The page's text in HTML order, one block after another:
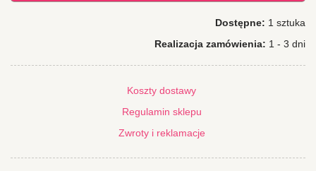
Dostępne: 1 sztuka
Realizacja zamówienia: 1 - 3 dni
Koszty dostawy
Regulamin sklepu
Zwroty i reklamacje